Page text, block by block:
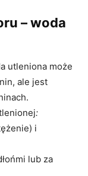
–woda
utleniona może
ale jest
:
i
lub za